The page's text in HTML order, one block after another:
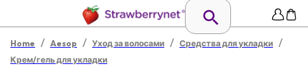
Home / Aesop / Уход за волосами / Средства для укладки /
Крем/гель для укладки